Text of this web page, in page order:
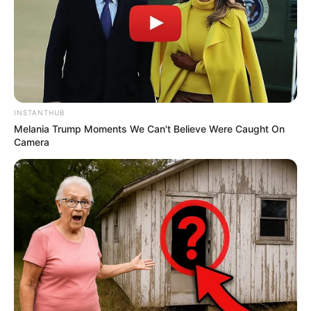
Jalan Cinta
(2007) – Diri Sendiri
Ku Bahagia
(2008) – Diri Sendiri
Cinta Pertama dan Terakhir
(2009) – Diri Sendiri
Geregetan
(2010) – Diri Sendiri
Pergilah Kau
(2010) – Diri Sendiri
Ayo! Indonesia Bisa
Sebelum Selamanya (2013) – Diri Sendiri
Mengenang Bintang(2023) – bersama Derby Romero
Jangan Menyerahmu(2024) – Diri Sendiri
Konser
Sehari dengan Sherina(7 juli 2001)
INSTANTHUB
Melania Trump Moments We Can't Believe Were Caught On
Camera